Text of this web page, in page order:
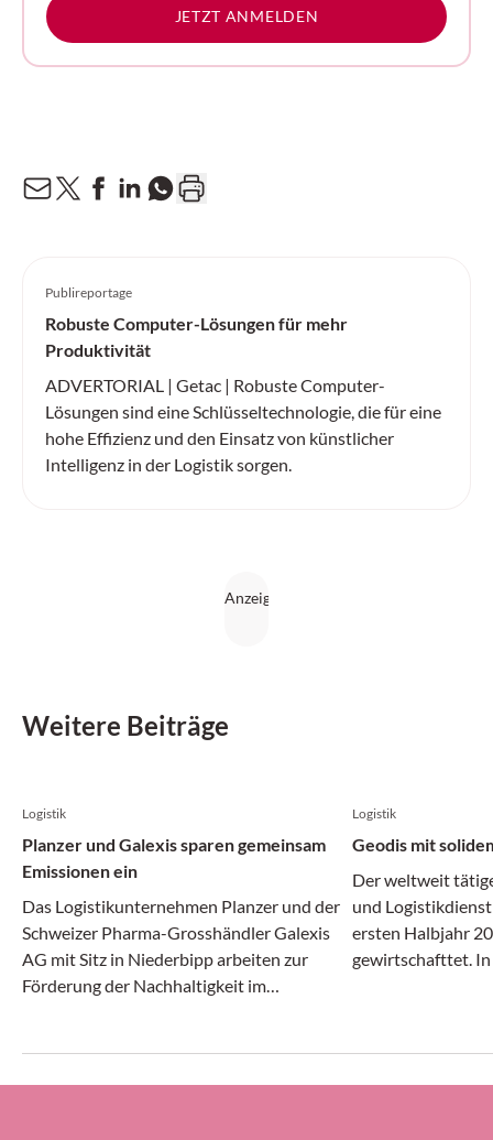
JETZT ANMELDEN
Publireportage
Robuste Computer-Lösungen für mehr
Produktivität
ADVERTORIAL | Getac | Robuste Computer-
Lösungen sind eine Schlüsseltechnologie, die für eine
hohe Effizienz und den Einsatz von künstlicher
Intelligenz in der Logistik sorgen.
Weitere Beiträge
Logistik
Planzer und Galexis sparen gemeinsam
Emissionen ein
Das Logistikunternehmen Planzer und der
Schweizer Pharma-Grosshändler Galexis
AG mit Sitz in Niederbipp arbeiten zur
Förderung der Nachhaltigkeit im
Logistik
Geodis mit
Der weltweit
und
ersten Halbjahr
gewirtschafttet.
Prozent halten